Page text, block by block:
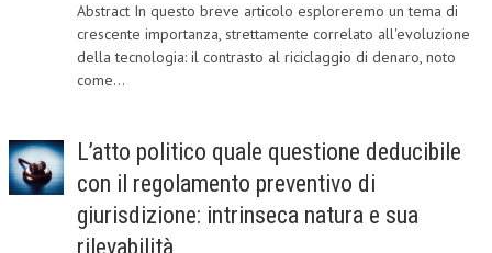
ALTA FORMAZIONE
CORSI CE.S.E.D.
DIVENTA SOCIO
BROCHURE CE.S.E.D.
LA RIVISTA
Abstract In questo breve articolo esploreremo un tema di
crescente importanza, strettamente correlato all'evoluzione
della tecnologia: il contrasto al riciclaggio di denaro, noto
come...
L’atto politico quale questione deducibile
con il regolamento preventivo di
giurisdizione: intrinseca natura e sua
rilevabilità